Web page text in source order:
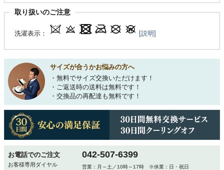
取り扱いのご注意
洗濯表示： [説明]
サイズが合うかお悩みの方へ
・無料でサイズ交換いただけます！
・ご返送時の送料は無料です！
・交換品の再配達も無料です！
お電話でのご注文
お客様専用ダイヤル
042-507-6399
営業：月～土／10時～17時 ※休業：日・祝日